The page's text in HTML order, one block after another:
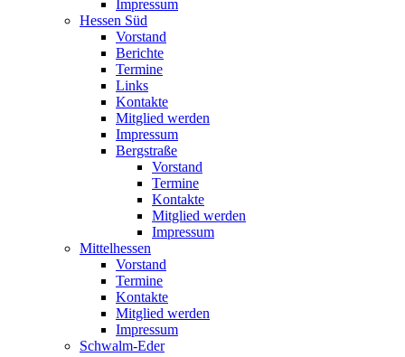
Impressum
Hessen Süd
Vorstand
Berichte
Termine
Links
Kontakte
Mitglied werden
Impressum
Bergstraße
Vorstand
Termine
Kontakte
Mitglied werden
Impressum
Mittelhessen
Vorstand
Termine
Kontakte
Mitglied werden
Impressum
Schwalm-Eder